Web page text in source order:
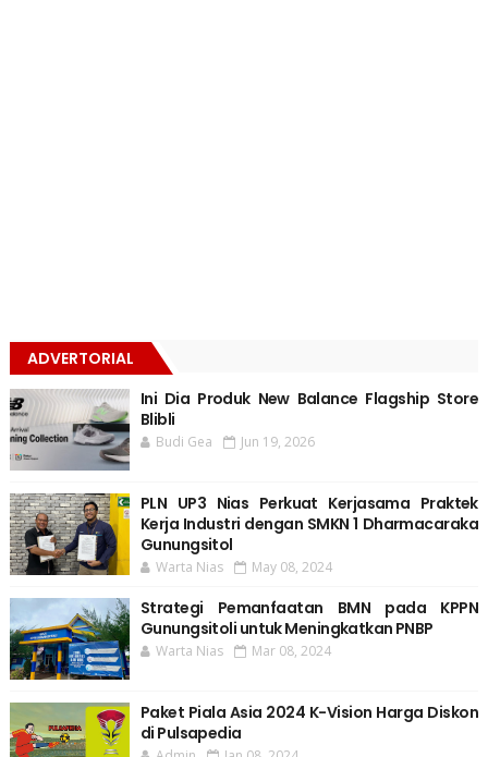
ADVERTORIAL
Ini Dia Produk New Balance Flagship Store
Blibli
Budi Gea Jun 19, 2026
PLN UP3 Nias Perkuat Kerjasama Praktek
Kerja Industri dengan SMKN 1 Dharmacaraka
Gunungsitol
Warta Nias May 08, 2024
Strategi Pemanfaatan BMN pada KPPN
Gunungsitoli untuk Meningkatkan PNBP
Warta Nias Mar 08, 2024
Paket Piala Asia 2024 K-Vision Harga Diskon
di Pulsapedia